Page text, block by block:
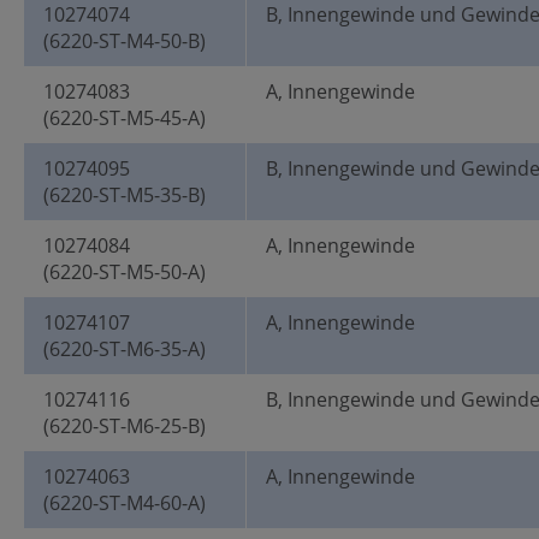
10274074
(6220-ST-M4-50-B)
B, Innengewinde und
10274083
(6220-ST-M5-45-A)
A, Innengewinde
10274095
(6220-ST-M5-35-B)
B, Innengewinde und
10274084
(6220-ST-M5-50-A)
A, Innengewinde
10274107
(6220-ST-M6-35-A)
A, Innengewinde
10274116
(6220-ST-M6-25-B)
B, Innengewinde und
10274063
(6220-ST-M4-60-A)
A, Innengewinde